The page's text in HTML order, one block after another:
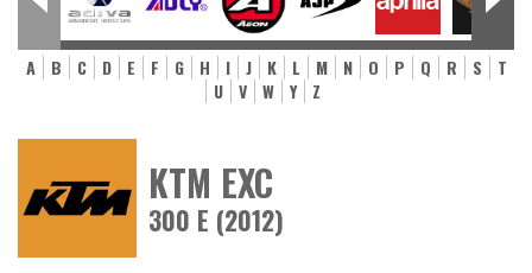
A B C D E F G H I J K L M N O P Q R S
T
U
V W Y Z
KTM EXC
300 E (2012)